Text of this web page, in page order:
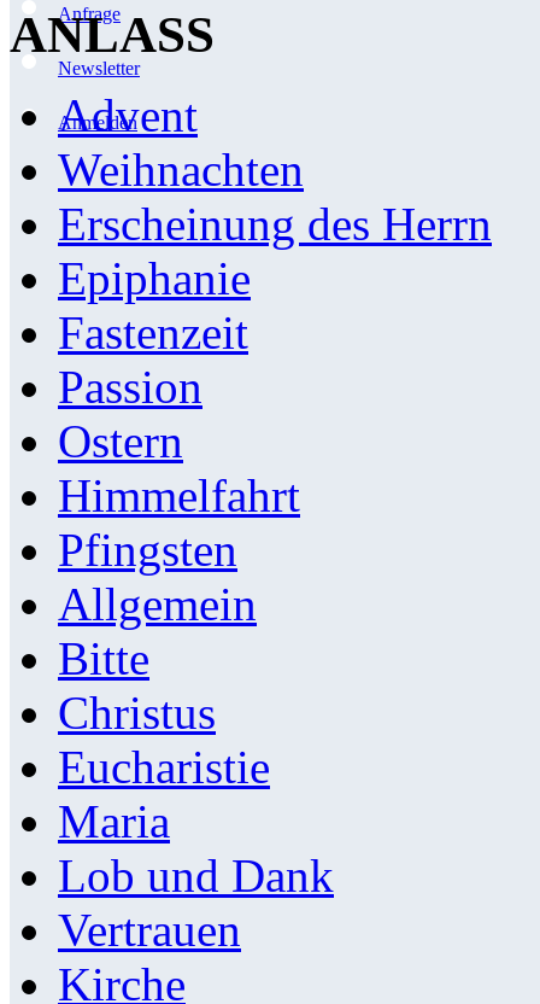
Anfrage
Newsletter
Anmelden
ANLASS
Advent
Weihnachten
Erscheinung des Herrn
Epiphanie
Fastenzeit
Passion
Ostern
Himmelfahrt
Pfingsten
Allgemein
Bitte
Christus
Eucharistie
Maria
Lob und Dank
Vertrauen
Kirche